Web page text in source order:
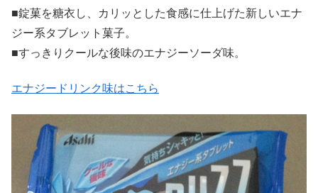
■錠菓を糖衣し、カリッとした食感に仕上げた新しいエナ
ジー系タブレット菓子。
■すっきりクールな後味のエナジーソーダ味。
エナジードリンク味はこちら